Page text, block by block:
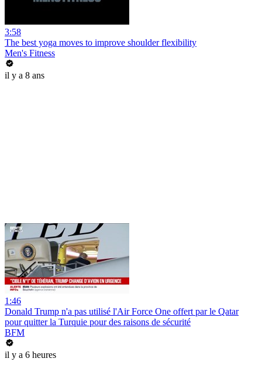
3:58
The best yoga moves to improve shoulder flexibility
Men's Fitness
il y a 8 ans
1:46
Donald Trump n'a pas utilisé l'Air Force One offert par le Qatar
pour quitter la Turquie pour des raisons de sécurité
BFM
il y a 6 heures